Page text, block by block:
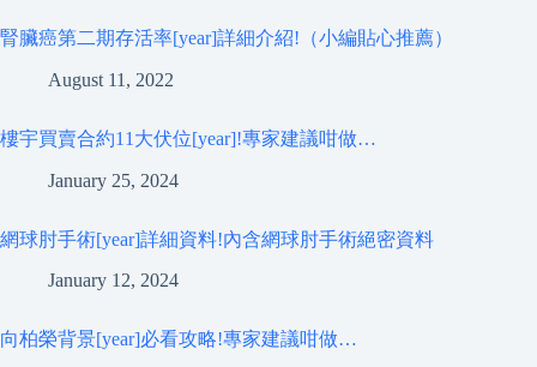
腎臟癌第二期存活率[year]詳細介紹!（小編貼心推薦）
August 11, 2022
樓宇買賣合約11大伏位[year]!專家建議咁做…
January 25, 2024
網球肘手術[year]詳細資料!內含網球肘手術絕密資料
January 12, 2024
向柏榮背景[year]必看攻略!專家建議咁做…